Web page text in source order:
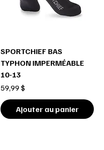
SPORTCHIEF BAS
TYPHON IMPERMÉABLE
10-13
Prix
59,99 $
Ajouter au panier